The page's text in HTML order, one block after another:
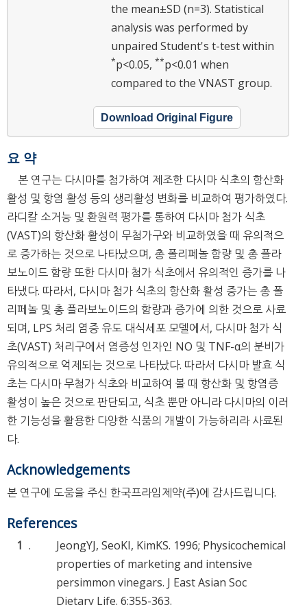
the mean±SD (n=3). Statistical
analysis was performed by
unpaired Student's t-test within
*p<0.05, **p<0.01 when
compared to the VNAST group.
Download Original Figure
요 약
본 연구는 다시마를 첨가하여 제조한 다시마 식초의 항산화
활성 및 항염 활성 등의 생리활성 변화를 비교하여 평가하였다.
라디칼 소거능 및 환원력 평가를 통하여 다시마 첨가 식초
(VAST)의 항산화 활성이 무첨가구와 비교하였을 때 유의적으
로 증가하는 것으로 나타났으며, 총 폴리페놀 함량 및 총 플라
보노이드 함량 또한 다시마 첨가 식초에서 유의적인 증가를 나
타냈다. 따라서, 다시마 첨가 식초의 항산화 활성 증가는 총 폴
리페놀 및 총 플라보노이드의 함량과 증가에 의한 것으로 사료
되며, LPS 처리 염증 유도 대식세포 모델에서, 다시마 첨가 식
초(VAST) 처리구에서 염증성 인자인 NO 및 TNF-α의 분비가
유의적으로 억제되는 것으로 나타났다. 따라서 다시마 발효 식
초는 다시마 무첨가 식초와 비교하여 볼 때 항산화 및 항염증
활성이 높은 것으로 판단되고, 식초 뿐만 아니라 다시마의 이러
한 기능성을 활용한 다양한 식품의 개발이 가능하리라 사료된
다.
Acknowledgements
본 연구에 도움을 주신 한국프라임제약(주)에 감사드립니다.
References
1 .
JeongYJ, SeoKI, KimKS. 1996; Physicochemical
properties of marketing and intensive
persimmon vinegars. J East Asian Soc
Dietary Life. 6:355-363.